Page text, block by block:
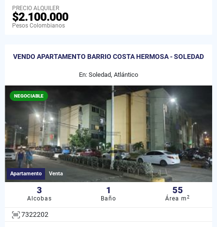
PRECIO ALQUILER
$2.100.000
Pesos Colombianos
VENDO APARTAMENTO BARRIO COSTA HERMOSA - SOLEDAD
En: Soledad, Atlántico
NEGOCIABLE
Apartamento Venta
3
Alcobas
1
Baño
55
Área m2
7322202